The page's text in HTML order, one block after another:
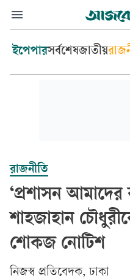
ইপেপারসর্বশেষজাতীয়
রাজনীতি
‘প্রশাসন
শাহজাহান
শোকজ নোটিশ
‎নিজস্ব প্রতিবেদক, ঢাকা‎